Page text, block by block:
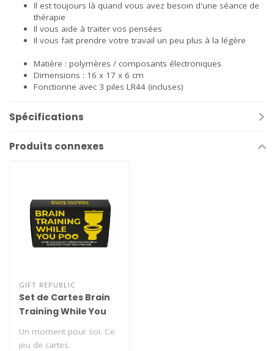
Il est toujours là quand vous avez besoin d'une séance de
thérapie
Il vous aide à traiter vos pensées
Il vous fait prendre votre travail un peu plus à la légère
Matière : polymères / composants électroniques
Dimensions : 16 x 17 x 6 cm
Fonctionne avec 3 piles LR44 (incluses)
Spécifications
Produits connexes
GIFT REPUBLIC
Set de Cartes Brain
Training While You
Un moment pour soi. Ce
jeu de cartes